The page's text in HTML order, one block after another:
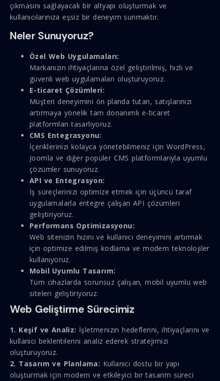
çıkmasını sağlayacak bir altyapı oluşturmak ve
kullanıcılarınıza eşsiz bir deneyim sunmaktır.
Neler Sunuyoruz?
Özel Web Uygulamaları:
Markanızın ihtiyaçlarına özel geliştirilmiş, hızlı ve
güvenli web uygulamaları oluşturuyoruz.
E-ticaret Çözümleri:
Müşteri deneyimini ön planda tutan, satışlarınızı
artırmaya yönelik tam donanımlı e-ticaret
platformları tasarlıyoruz.
CMS Entegrasyonu:
İçeriklerinizi kolayca yönetebilmeniz için WordPress,
Joomla ve diğer popüler CMS platformlarıyla uyumlu
çözümler sunuyoruz.
API ve Entegrasyon:
İş süreçlerinizi optimize etmek için üçüncü taraf
uygulamalarla entegre çalışan API çözümleri
geliştiriyoruz.
Performans Optimizasyonu:
Web sitenizin hızını ve kullanıcı deneyimini artırmak
için optimize edilmiş kodlama ve modern teknolojiler
kullanıyoruz.
Mobil Uyumlu Tasarım:
Tüm cihazlarda sorunsuz çalışan, mobil uyumlu web
siteleri geliştiriyoruz.
Web Geliştirme Sürecimiz
1. Keşif ve Analiz: İşletmenizin hedeflerini, ihtiyaçlarını ve
kullanıcı beklentilerini analiz ederek stratejimizi
oluşturuyoruz.
2. Tasarım ve Planlama: Kullanıcı dostu bir yapı
oluşturmak için modern ve etkileyici bir tasarım süreci